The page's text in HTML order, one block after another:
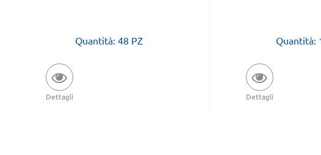
Quantità: 48 PZ
Dettagli
Quantità:
Dettagli